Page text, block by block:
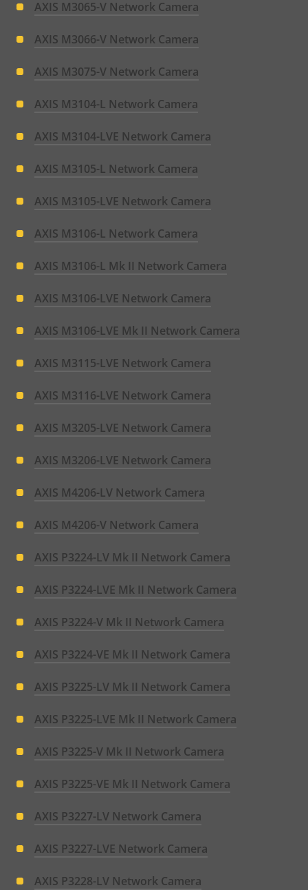
AXIS M3065-V Network Camera
AXIS M3066-V Network Camera
AXIS M3075-V Network Camera
AXIS M3104-L Network Camera
AXIS M3104-LVE Network Camera
AXIS M3105-L Network Camera
AXIS M3105-LVE Network Camera
AXIS M3106-L Network Camera
AXIS M3106-L Mk II Network Camera
AXIS M3106-LVE Network Camera
AXIS M3106-LVE Mk II Network Camera
AXIS M3115-LVE Network Camera
AXIS M3116-LVE Network Camera
AXIS M3205-LVE Network Camera
AXIS M3206-LVE Network Camera
AXIS M4206-LV Network Camera
AXIS M4206-V Network Camera
AXIS P3224-LV Mk II Network Camera
AXIS P3224-LVE Mk II Network Camera
AXIS P3224-V Mk II Network Camera
AXIS P3224-VE Mk II Network Camera
AXIS P3225-LV Mk II Network Camera
AXIS P3225-LVE Mk II Network Camera
AXIS P3225-V Mk II Network Camera
AXIS P3225-VE Mk II Network Camera
AXIS P3227-LV Network Camera
AXIS P3227-LVE Network Camera
AXIS P3228-LV Network Camera